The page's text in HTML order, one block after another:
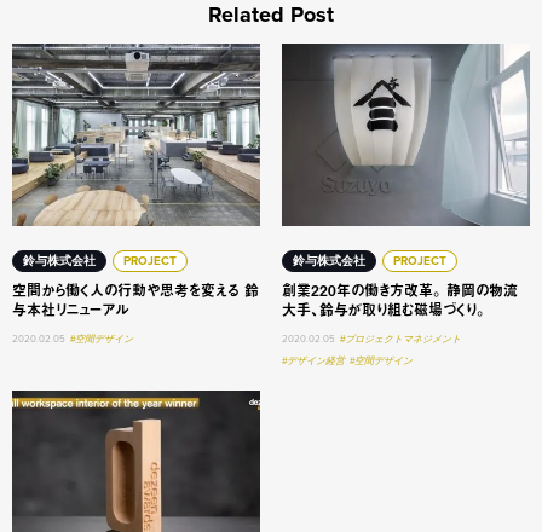
Related Post
鈴与株式会社 PROJECT
空間から働く人の⾏動や思考を変える 鈴
与本社リニューアル
2020.02.05 #空間デザイン
空間から働く人の⾏動や思考を変える 鈴与本社リニューアル
鈴与株式会社 PROJECT
創業220年の働き方改革。 静岡の物流
大手、鈴与が取り組む磁場づくり。
2020.02.05 #プロジェクトマネジメント
#デザイン経営 #空間デザイン
創業220年の働き方改革。
鈴与本社オフィスがDezeen Awards 2020 Small